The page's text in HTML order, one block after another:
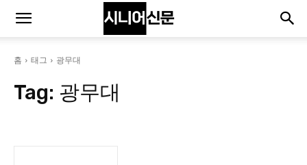
홈 태그 광무대
Tag: 광무대